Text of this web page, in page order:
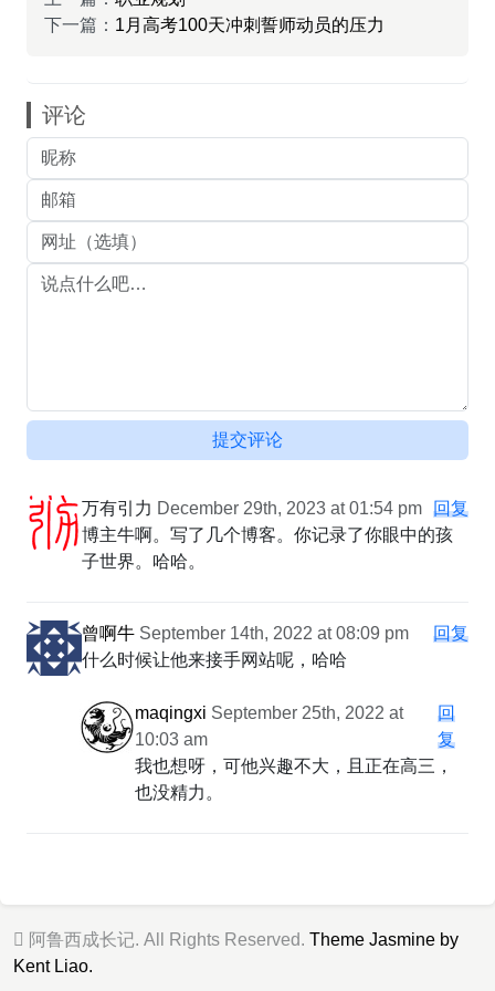
下一篇： 1月高考100天冲刺誓师动员的压力
评论
提交评论
万有引力 December 29th, 2023 at 01:54 pm 回复
博主牛啊。写了几个博客。你记录了你眼中的孩
子世界。哈哈。
曾啊牛 September 14th, 2022 at 08:09 pm
回复
什么时候让他来接手网站呢，哈哈
maqingxi September 25th, 2022 at
10:03 am
回
复
我也想呀，可他兴趣不大，且正在高三，
也没精力。
阿鲁西成长记. All Rights Reserved. Theme Jasmine by
Kent Liao.